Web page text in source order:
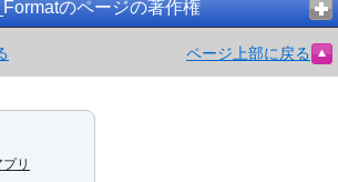
のページの著作権
ページ上部に戻る
リ